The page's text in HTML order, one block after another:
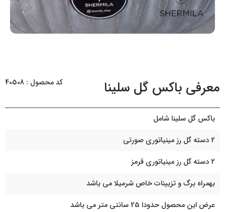
معرفی باکس گل سلینا کد محصول : 40508
باکس گل سلینا شامل
2 دسته گل رز مینیاتوری صورتی
2 دسته گل رز مینیاتوری قرمز
بهمراه برگ و تزیینات خاص شرمیلا می باشد
عرض این محصول حدودا 25 سانتی متر می باشد